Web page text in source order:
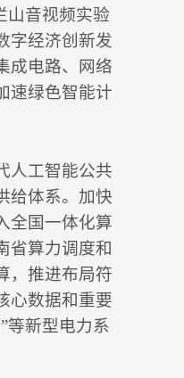
山音视频实验
字经济创新发
成电路、网络
速绿色智能计
人工智能公共
给体系。加快
全国一体化算
省算力调度和
，推进布局符
心数据和重要
等新型电力系